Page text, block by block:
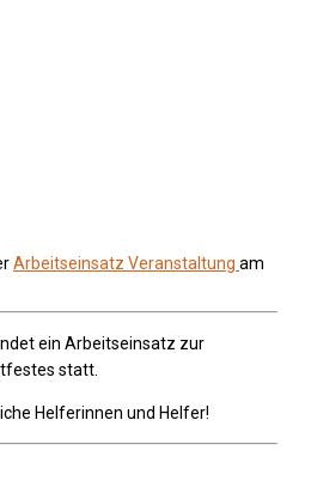
Arbeitseinsatz Veranstaltung am
ein Arbeitseinsatz zur
statt.
Helferinnen und Helfer!